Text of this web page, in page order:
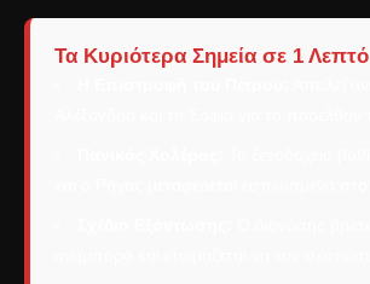
Τα Κυριότερα Σημεία σε 1 Λεπτό